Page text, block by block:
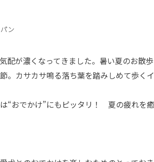
ン
配が濃くなってきました。暑い夏のお散
。カサカサ鳴る落ち葉を踏みしめて歩く
“おでかけ”にもピッタリ！ 夏の疲れを